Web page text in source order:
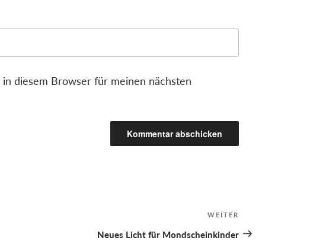
diesem Browser für meinen nächsten
Beitrag
WEITER
Neues Licht für Mondscheinkinder